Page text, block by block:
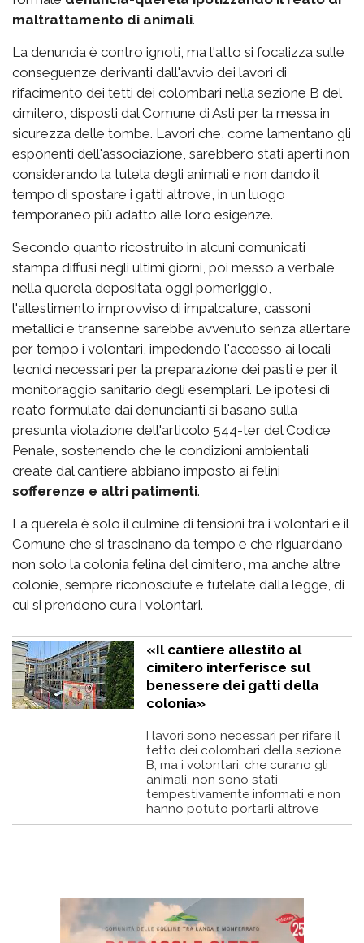
maltrattamento di animali.
La denuncia è contro ignoti, ma l'atto si focalizza sulle
conseguenze derivanti dall'avvio dei lavori di
rifacimento dei tetti dei colombari nella sezione B del
cimitero, disposti dal Comune di Asti per la messa in
sicurezza delle tombe. Lavori che, come lamentano gli
esponenti dell'associazione, sarebbero stati aperti non
considerando la tutela degli animali e non dando il
tempo di spostare i gatti altrove, in un luogo
temporaneo più adatto alle loro esigenze.
Secondo quanto ricostruito in alcuni comunicati
stampa diffusi negli ultimi giorni, poi messo a verbale
nella querela depositata oggi pomeriggio,
l'allestimento improvviso di impalcature, cassoni
metallici e transenne sarebbe avvenuto senza allertare
per tempo i volontari, impedendo l'accesso ai locali
tecnici necessari per la preparazione dei pasti e per il
monitoraggio sanitario degli esemplari. Le ipotesi di
reato formulate dai denuncianti si basano sulla
presunta violazione dell'articolo 544-ter del Codice
Penale, sostenendo che le condizioni ambientali
create dal cantiere abbiano imposto ai felini
sofferenze e altri patimenti.
La querela è solo il culmine di tensioni tra i volontari e il
Comune che si trascinano da tempo e che riguardano
non solo la colonia felina del cimitero, ma anche altre
colonie, sempre riconosciute e tutelate dalla legge, di
cui si prendono cura i volontari.
«Il cantiere allestito al
cimitero interferisce sul
benessere dei gatti della
colonia»
I lavori sono necessari per rifare il
tetto dei colombari della sezione
B, ma i volontari, che curano gli
animali, non sono stati
tempestivamente informati e non
hanno potuto portarli altrove